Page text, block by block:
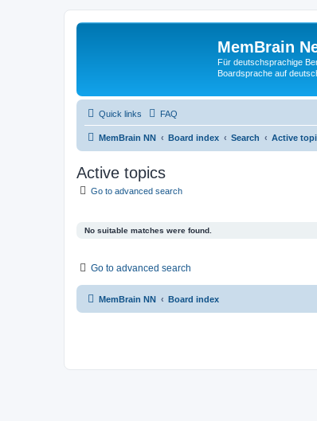
MemBrain
Für deutschsprachige
Boardsprache auf
Quick links FAQ
MemBrain NN Board index Search Active
Active topics
Go to advanced search
No suitable matches were found.
Go to advanced search
MemBrain NN Board index